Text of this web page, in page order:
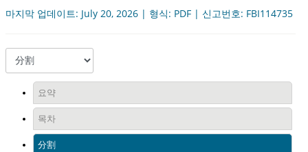
마지막 업데이트: July 20, 2026 | 형식: PDF | 신고번호: FBI114735
요약
목차
分割